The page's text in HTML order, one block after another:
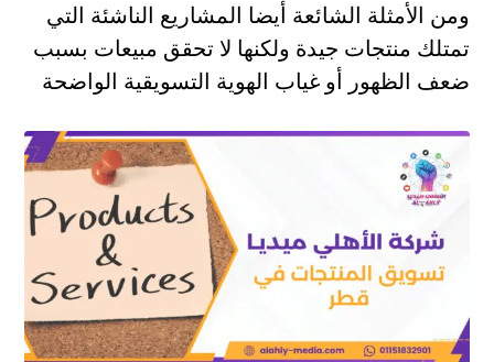
ومن الأمثلة الشائعة أيضا المشاريع الناشئة التي
تمتلك منتجات جيدة ولكنها لا تحقق مبيعات بسبب
ضعف الظهور أو غياب الهوية التسويقية الواضحة